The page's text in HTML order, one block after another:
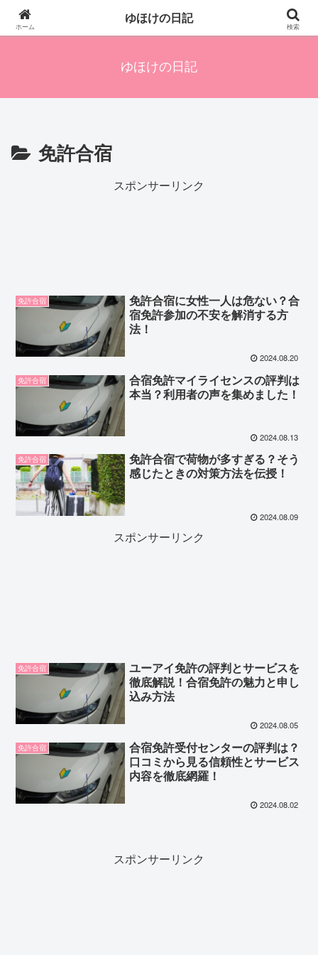
四人の子を持つ母のズボラ生活備忘録です。興味のあることアレやコレ、色々
発信します。
ゆほけの日記
免許合宿
スポンサーリンク
免許合宿
免許合宿に女性一人は危ない？合
宿免許参加の不安を解消する方
法！
2024.08.20
免許合宿
合宿免許マイライセンスの評判は
本当？利用者の声を集めました！
2024.08.13
免許合宿
免許合宿で荷物が多すぎる？そう
感じたときの対策方法を伝授！
2024.08.09
スポンサーリンク
免許合宿
ユーアイ免許の評判とサービスを
徹底解説！合宿免許の魅力と申し
込み方法
2024.08.05
免許合宿
合宿免許受付センターの評判は？
口コミから見る信頼性とサービス
内容を徹底網羅！
2024.08.02
スポンサーリンク
ホーム
ゆほけの日記
検索